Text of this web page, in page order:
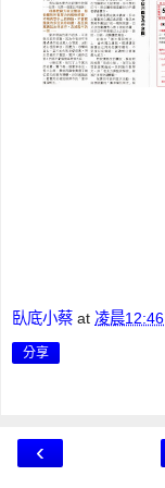
臥底小蔡 at 凌晨12:46
分享
‹